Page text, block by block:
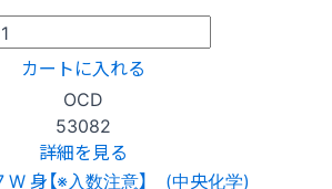
カートに入れる
OCD
53082
詳細を見る